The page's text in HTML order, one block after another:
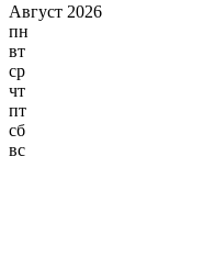
Август 2026
пн
вт
ср
чт
пт
сб
вс